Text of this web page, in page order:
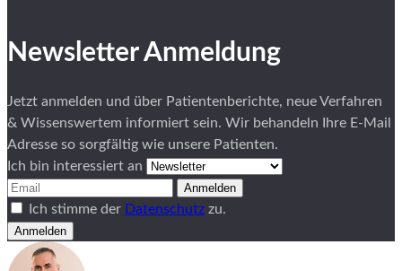
Newsletter Anmeldung
Jetzt anmelden und über Patientenberichte, neue Verfahren
& Wissenswertem informiert sein. Wir behandeln Ihre E-Mail
Adresse so sorgfältig wie unsere Patienten.
Ich bin interessiert an
Anmelden
Ich stimme der Datenschutz zu.
Anmelden